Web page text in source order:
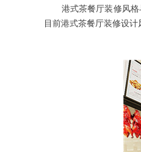
港式茶餐厅装修风格
目前港式茶餐厅装修设